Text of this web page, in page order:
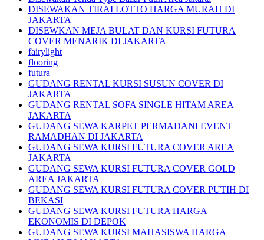
DISEWAKAN TIRAI LOTTO HARGA MURAH DI
JAKARTA
DISEWKAN MEJA BULAT DAN KURSI FUTURA
COVER MENARIK DI JAKARTA
fairylight
flooring
futura
GUDANG RENTAL KURSI SUSUN COVER DI
JAKARTA
GUDANG RENTAL SOFA SINGLE HITAM AREA
JAKARTA
GUDANG SEWA KARPET PERMADANI EVENT
RAMADHAN DI JAKARTA
GUDANG SEWA KURSI FUTURA COVER AREA
JAKARTA
GUDANG SEWA KURSI FUTURA COVER GOLD
AREA JAKARTA
GUDANG SEWA KURSI FUTURA COVER PUTIH DI
BEKASI
GUDANG SEWA KURSI FUTURA HARGA
EKONOMIS DI DEPOK
GUDANG SEWA KURSI MAHASISWA HARGA